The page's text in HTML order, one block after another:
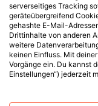
serverseitiges Tracking
geräteübergreifend
gehashte E-Mail-
Drittinhalte von anderen
weitere
keinen Einfluss. Mit
Vorgänge ein. Du kannst
Einstellungen“) jederzeit